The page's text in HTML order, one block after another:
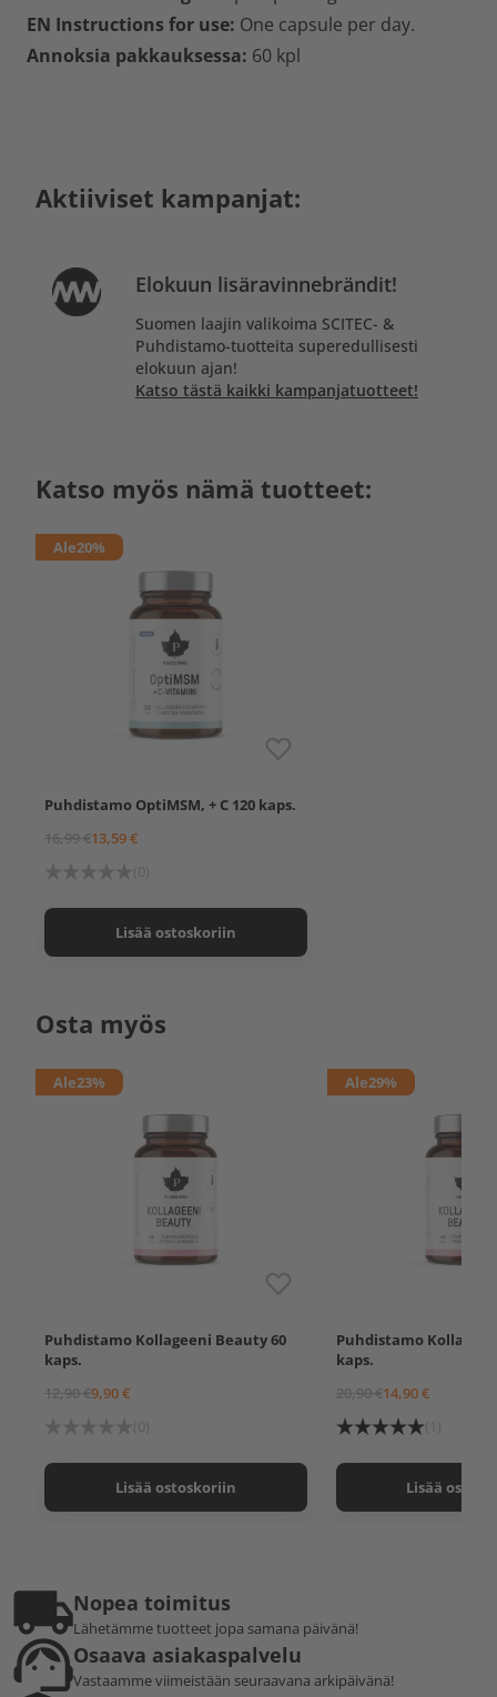
EN Instructions for use: One capsule per day.
Annoksia pakkauksessa: 60 kpl
Aktiiviset kampanjat:
Elokuun lisäravinnebrändit!
Suomen laajin valikoima SCITEC- &
Puhdistamo-tuotteita superedullisesti
elokuun ajan!
Katso tästä kaikki kampanjatuotteet!
Katso myös nämä tuotteet:
Ale20%
Puhdistamo OptiMSM, + C 120 kaps.
16,99 €13,59 €
Lisää ostoskoriin
Osta myös
Ale23%
Puhdistamo Kollageeni Beauty 60
kaps.
12,90 €9,90 €
Lisää ostoskoriin
Ale29%
Puhdistamo
kaps.
20,90 €14,90 €
Lisää
Nopea toimitus
Lähetämme tuotteet jopa samana päivänä!
Osaava asiakaspalvelu
Vastaamme viimeistään seuraavana arkipäivänä!